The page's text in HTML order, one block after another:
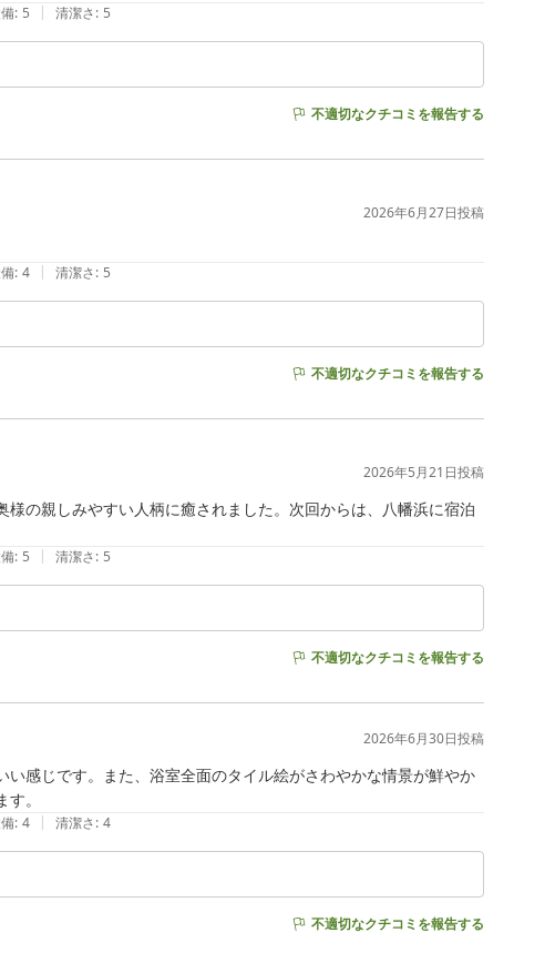
: 5 | 清潔さ: 5
不適切なクチコミを報告する
2026年6月27日投稿
: 4 | 清潔さ: 5
不適切なクチコミを報告する
2026年5月21日投稿
の親しみやすい人柄に癒されました。次回からは、八幡浜に宿泊
: 5 | 清潔さ: 5
不適切なクチコミを報告する
2026年6月30日投稿
感じです。また、浴室全面のタイル絵がさわやかな情景が鮮やか
。
: 4 | 清潔さ: 4
不適切なクチコミを報告する